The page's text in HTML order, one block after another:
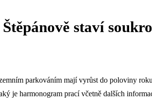
staví
parkováním mají vyrůst do poloviny
je harmonogram prací včetně dalších